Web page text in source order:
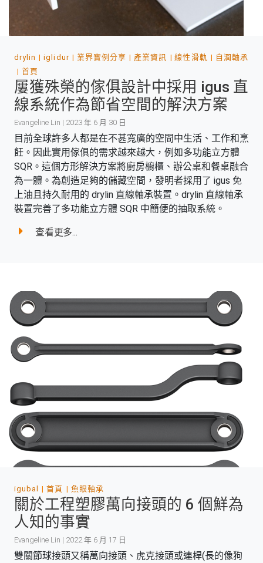
drylin iglidur 業界實例分享 產業資訊 線性滑軌
自潤軸承
首頁
屢獲殊榮的傢俱設計中採用 igus 直
線系統作為節省空間的解決方案
Evangeline Lin | 2023 年 6 月 30 日
目前全球許多人都是在不甚寬廣的空間中生活、工作和烹
飪。因此實用傢俱的需求越來越大，例如多功能立方體
SQR。這個方形解決方案將廚房櫥櫃、辦公桌和餐桌融合
為一體。為創造足夠的儲藏空間，發明者採用了 igus 免
上油且持久耐用的 drylin 直線軸承裝置。drylin 直線軸承
裝置完善了多功能立方體 SQR 中簡便的抽取系統。
查看更多...
igubal 首頁 魚眼軸承
關於工程塑膠萬向接頭的 6 個鮮為
人知的事實
Evangeline Lin | 2022 年 6 月 17 日
雙關節球接頭又稱萬向接頭、虎克接頭或連桿(長的像狗